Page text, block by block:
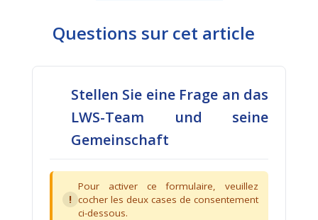
Questions sur cet article
Stellen Sie eine Frage an das
LWS-Team und seine
Gemeinschaft
!
Pour activer ce formulaire, veuillez
cocher les deux cases de consentement
ci-dessous.